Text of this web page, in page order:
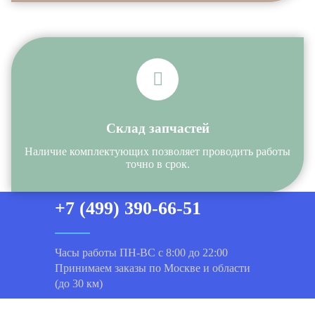
Склад запчастей
Наличие комплектующих позволяет проводить работы
точно в срок.
+7 (499) 390-66-51
Часы работы ПН-ВС с 8:00 до 22:00
Принимаем заказы по Москве и области
(до 30 км)